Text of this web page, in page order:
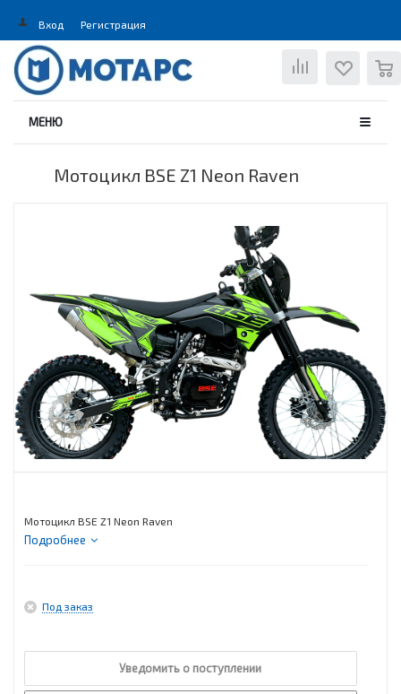
Вход Регистрация
МЕНЮ
Мотоцикл BSE Z1 Neon Raven
Мотоцикл BSE Z1 Neon Raven
Подробнее
Под заказ
Уведомить о поступлении